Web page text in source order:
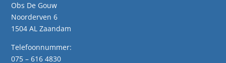
Obs De Gouw
Noorderven 6
1504 AL Zaandam
Telefoonnummer:
075 – 616 4830